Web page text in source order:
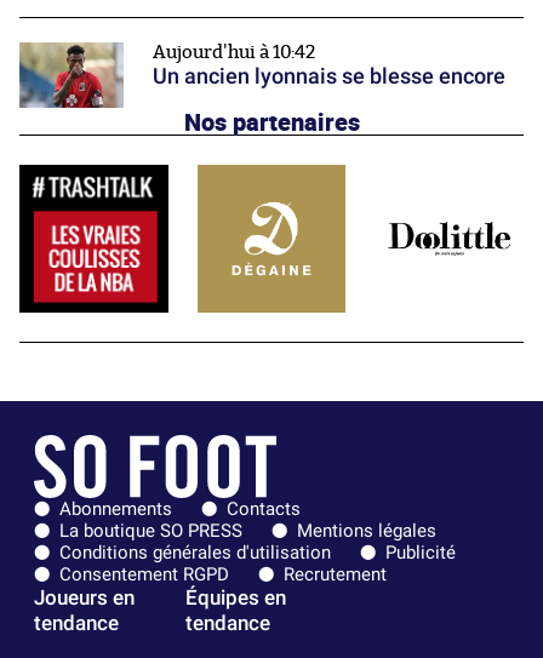
Aujourd'hui à 10:42
Un ancien lyonnais se blesse encore
Nos partenaires
Abonnements
Contacts
La boutique SO PRESS
Mentions légales
Conditions générales d'utilisation
Publicité
Consentement RGPD
Recrutement
Joueurs en
tendance
Équipes en
tendance